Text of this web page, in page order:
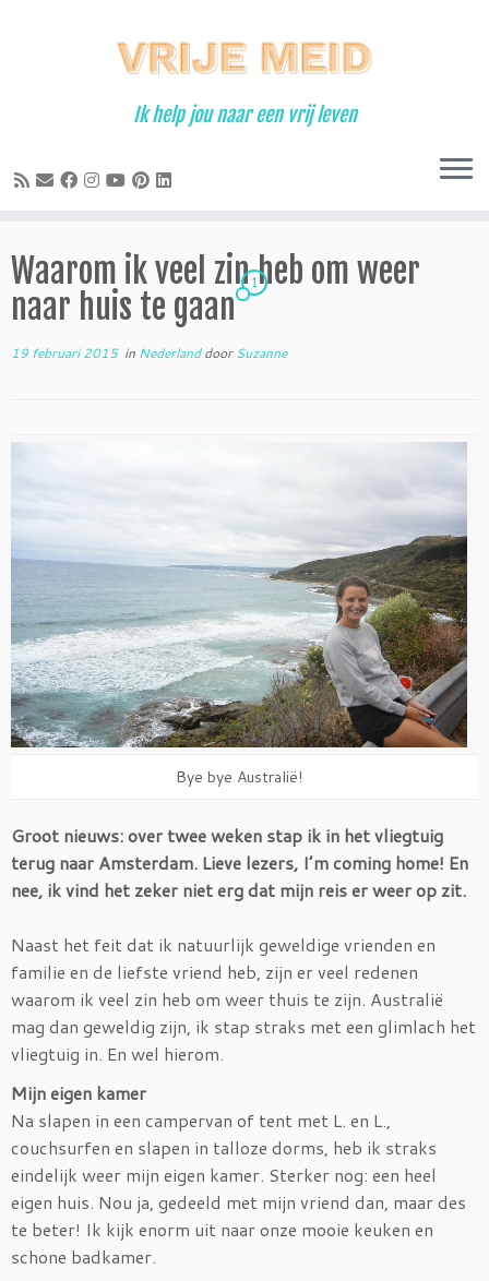
Ik help jou naar een vrij leven
Waarom ik veel zin heb om weer
naar huis te gaan
1
19 februari 2015in NederlanddoorSuzanne
Bye bye Australië!
Groot nieuws: over twee weken stap ik in het vliegtuig
terug naar Amsterdam. Lieve lezers, I’m coming home! En
nee, ik vind het zeker niet erg dat mijn reis er weer op zit.
Naast het feit dat ik natuurlijk geweldige vrienden en
familie en de liefste vriend heb, zijn er veel redenen
waarom ik veel zin heb om weer thuis te zijn. Australië
mag dan geweldig zijn, ik stap straks met een glimlach het
vliegtuig in. En wel hierom.
Mijn eigen kamer
Na slapen in een campervan of tent met L. en L.,
couchsurfen en slapen in talloze dorms, heb ik straks
eindelijk weer mijn eigen kamer. Sterker nog: een heel
eigen huis. Nou ja, gedeeld met mijn vriend dan, maar des
te beter! Ik kijk enorm uit naar onze mooie keuken en
schone badkamer.